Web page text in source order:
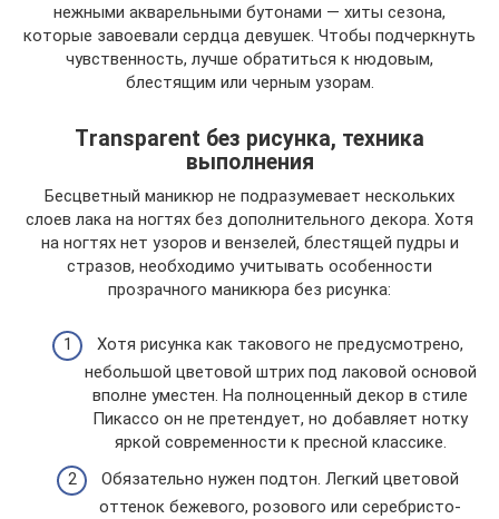
нежными акварельными бутонами — хиты сезона,
которые завоевали сердца девушек. Чтобы подчеркнуть
чувственность, лучше обратиться к нюдовым,
блестящим или черным узорам.
Тransparent без рисунка, техника
выполнения
Бесцветный маникюр не подразумевает нескольких
слоев лака на ногтях без дополнительного декора. Хотя
на ногтях нет узоров и вензелей, блестящей пудры и
стразов, необходимо учитывать особенности
прозрачного маникюра без рисунка:
Хотя рисунка как такового не предусмотрено,
небольшой цветовой штрих под лаковой основой
вполне уместен. На полноценный декор в стиле
Пикассо он не претендует, но добавляет нотку
яркой современности к пресной классике.
Обязательно нужен подтон. Легкий цветовой
оттенок бежевого, розового или серебристо-